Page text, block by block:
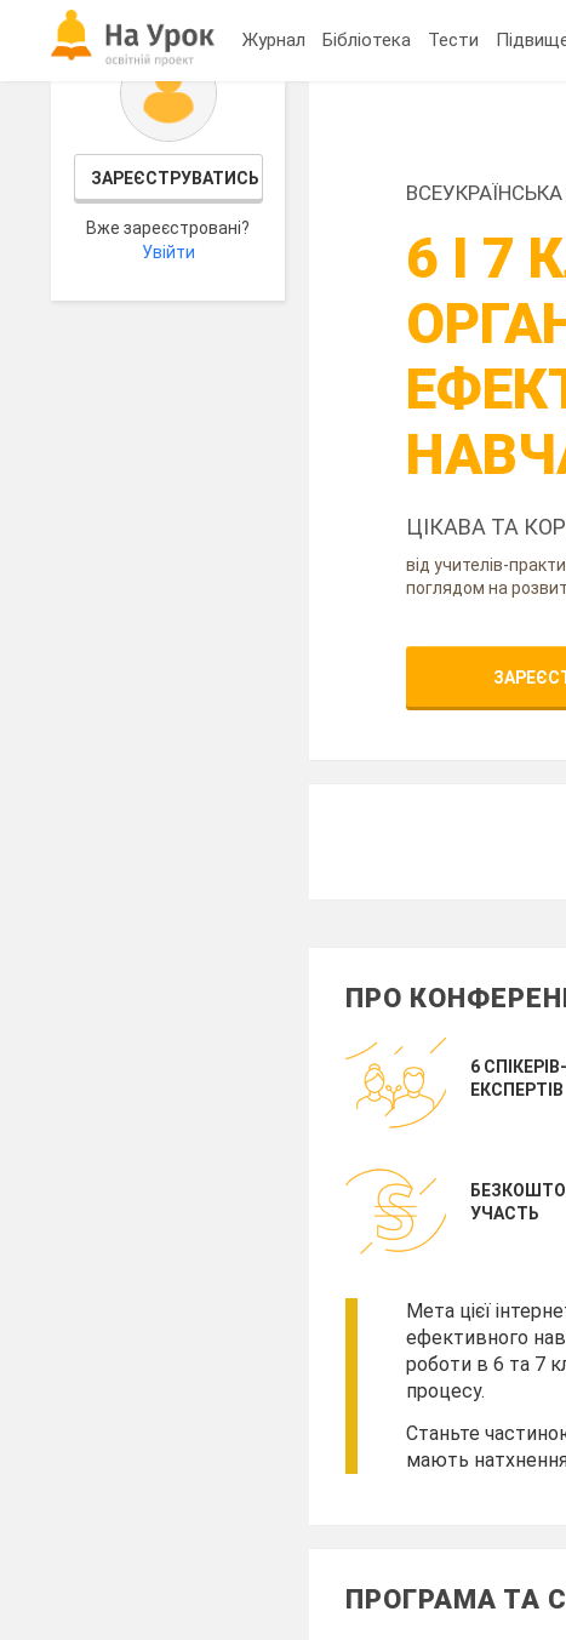
Журнал Бібліотека Тести
ЗАРЕЄСТРУВАТИСЬ
Вже зареєстровані?
Увійти
6 І 7
ЦІКАВА ТА
від учителів-
поглядом на
ПРО
6 СПІКЕРІВ-
ЕКСПЕРТІВ
УЧАСТЬ
Мета цієї
ефективного
роботи в 6 та 7
процесу.
Станьте
мають
ПРОГРАМА ТА